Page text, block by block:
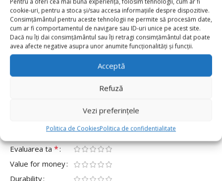
cookie-uri, pentru a stoca și/sau accesa informațiile despre dispozitive.
Consimțământul pentru aceste tehnologii ne permite să procesăm date,
cum ar fi comportamentul de navigare sau ID-uri unice pe acest site.
Dacă nu îți dai consimțământul sau îți retragi consimțământul dat poate
avea afecte negative asupra unor anumite funcționalități și funcții.
Acceptă
Refuză
Vezi preferințele
Politica de CookiesPolitica de confidentialitate
0
0
0
0
Fii primul care scrii o recenzie pentru „Balon Folie
Adresa ta de email nu va fi publicată. Câmpurile obligatorii
sunt marcate cu*
Evaluarea ta*
Value for money
Durability